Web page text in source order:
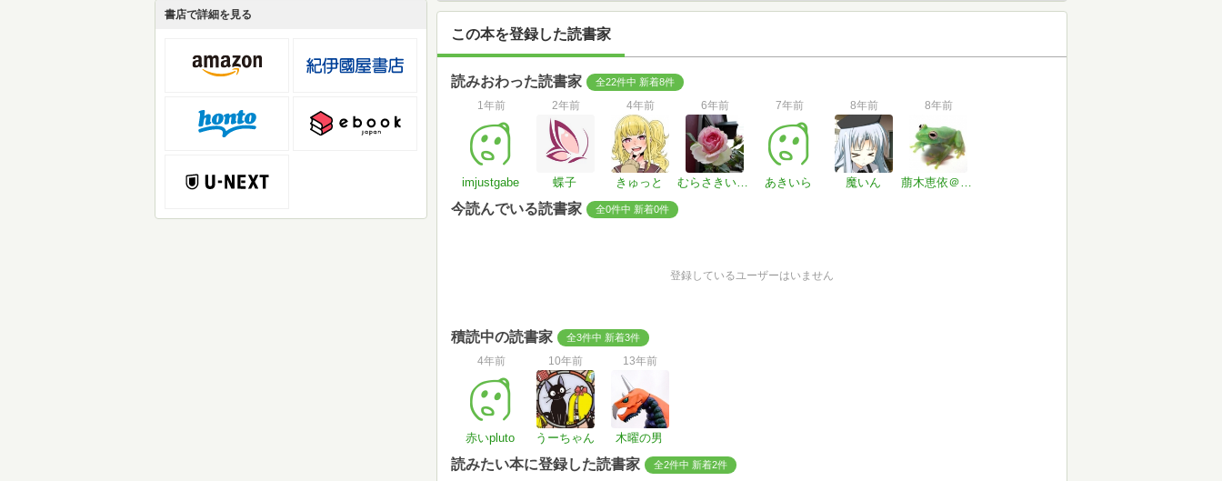
書店で詳細を見る
この本を登録した読書家
読みおわった読書家 全22件中 新着8件
1年前
imjustgabe
2年前
蝶子
4年前
きゅっと
6年前
むらさきいろの薔薇が好き
7年前
あきいら
8年前
魔いん
8年前
萠木恵依＠青蛙堂
今読んでいる読書家 全0件中 新着0件
登録しているユーザーはいません
積読中の読書家 全3件中 新着3件
4年前
赤いpluto
10年前
うーちゃん
13年前
木曜の男
読みたい本に登録した読書家 全2件中 新着2件